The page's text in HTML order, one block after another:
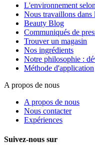
L'environnement
Nous travaillons dans
Beauty Blog
Communiqués de
Trouver un magasin
Nos ingrédients
Notre philosophie :
Méthode d'application
A propos de nous
A propos de nous
Nous contacter
Expériences
Suivez-nous sur